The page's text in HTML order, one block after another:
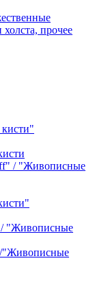
прочее
/ "Живописные
/ "Живописные
"Живописные